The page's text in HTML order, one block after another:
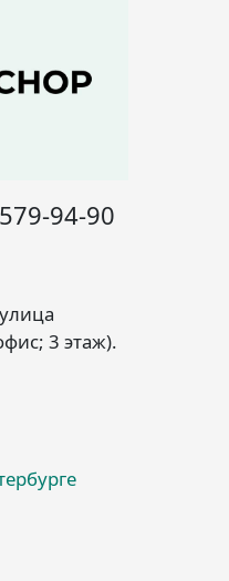
94-90
3 этаж).